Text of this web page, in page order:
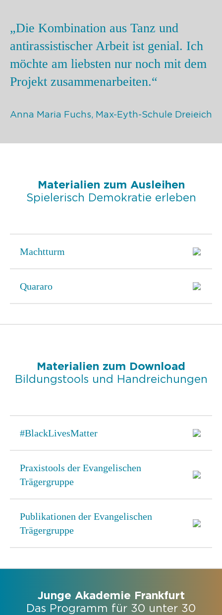
„Die Kombination aus Tanz und
antirassistischer Arbeit ist genial. Ich
möchte am liebsten nur noch mit dem
Projekt zusammenarbeiten.“
Anna Maria Fuchs, Max-Eyth-Schule Dreieich
Materialien zum Ausleihen
Spielerisch Demokratie erleben
Machtturm
Quararo
Materialien zum Download
Bildungstools und Handreichungen
#BlackLivesMatter
Praxistools der Evangelischen
Trägergruppe
Publikationen der Evangelischen
Trägergruppe
Junge Akademie Frankfurt
Das Programm für 30 unter 30